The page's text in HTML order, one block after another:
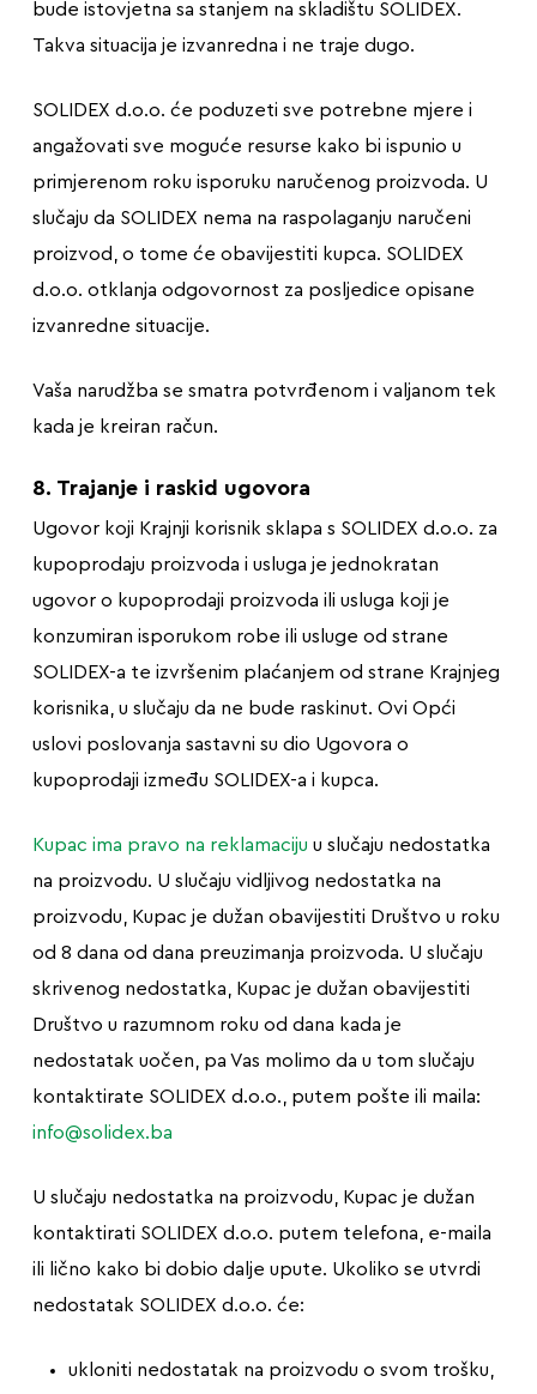
bude istovjetna sa stanjem na skladištu SOLIDEX.
Takva situacija je izvanredna i ne traje dugo.
SOLIDEX d.o.o. će poduzeti sve potrebne mjere i
angažovati sve moguće resurse kako bi ispunio u
primjerenom roku isporuku naručenog proizvoda. U
slučaju da SOLIDEX nema na raspolaganju naručeni
proizvod, o tome će obavijestiti kupca. SOLIDEX
d.o.o. otklanja odgovornost za posljedice opisane
izvanredne situacije.
Vaša narudžba se smatra potvrđenom i valjanom tek
kada je kreiran račun.
8. Trajanje i raskid ugovora
Ugovor koji Krajnji korisnik sklapa s SOLIDEX d.o.o. za
kupoprodaju proizvoda i usluga je jednokratan
ugovor o kupoprodaji proizvoda ili usluga koji je
konzumiran isporukom robe ili usluge od strane
SOLIDEX-a te izvršenim plaćanjem od strane Krajnjeg
korisnika, u slučaju da ne bude raskinut. Ovi Opći
uslovi poslovanja sastavni su dio Ugovora o
kupoprodaji između SOLIDEX-a i kupca.
Kupac ima pravo na reklamaciju u slučaju nedostatka
na proizvodu. U slučaju vidljivog nedostatka na
proizvodu, Kupac je dužan obavijestiti Društvo u roku
od 8 dana od dana preuzimanja proizvoda. U slučaju
skrivenog nedostatka, Kupac je dužan obavijestiti
Društvo u razumnom roku od dana kada je
nedostatak uočen, pa Vas molimo da u tom slučaju
kontaktirate SOLIDEX d.o.o., putem pošte ili maila:
info@solidex.ba
U slučaju nedostatka na proizvodu, Kupac je dužan
kontaktirati SOLIDEX d.o.o. putem telefona, e-maila
ili lično kako bi dobio dalje upute. Ukoliko se utvrdi
nedostatak SOLIDEX d.o.o. će:
ukloniti nedostatak na proizvodu o svom trošku,